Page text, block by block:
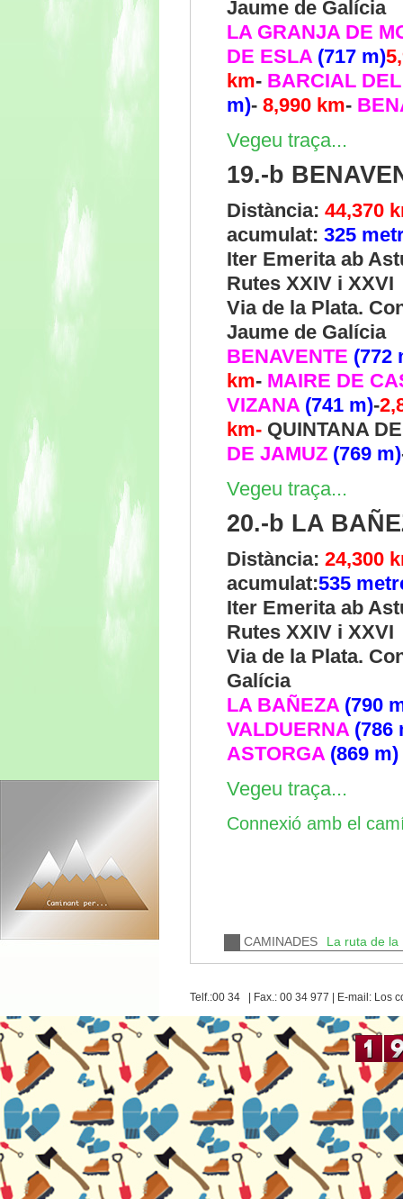
Jaume de Galícia
LA GRANJA DE
DE ESLA (717 m)
km- BARCIAL
m)- 8,990 km-
Vegeu traça...
19.-b
Distància: 44,370
acumulat: 325
Iter Emerita ab
Rutes XXIV i XXVI
Via de la Plata.
Jaume de Galícia
BENAVENTE (772
km- MAIRE DE
VIZANA (741 m)-
km- QUINTANA
DE JAMUZ (769 m)
Vegeu traça...
20.-b LA
Distància: 24,300
acumulat:535
Iter Emerita ab
Rutes XXIV i XXVI
Via de la Plata.
Galícia
LA BAÑEZA (790
VALDUERNA (786
ASTORGA (869 m)
Vegeu traça...
Connexió amb el
CAMINADES La ruta de la
Telf.:00 34 | Fax.: 00 34 977 | E-mail: Los